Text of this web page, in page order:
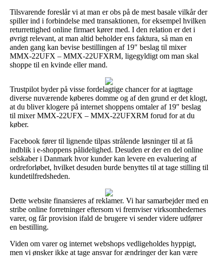
Tilsvarende foreslår vi at man er obs på de mest basale vilkår der
spiller ind i forbindelse med transaktionen, for eksempel hvilken
returrettighed online firmaet kører med. I den relation er det i
øvrigt relevant, at man altid beholder ens faktura, så man en
anden gang kan bevise bestillingen af 19″ beslag til mixer
MMX-22UFX – MMX-22UFXRM, ligegyldigt om man skal
shoppe til en kvinde eller mand.
Trustpilot byder på visse fordelagtige chancer for at iagttage
diverse nuværende køberes domme og af den grund er det klogt,
at du bliver klogere på internet shoppens omtaler af 19″ beslag
til mixer MMX-22UFX – MMX-22UFXRM forud for at du
køber.
Facebook fører til lignende tilpas strålende løsninger til at få
indblik i e-shoppens pålidelighed. Desuden er der en del online
selskaber i Danmark hvor kunder kan levere en evaluering af
ordreforløbet, hvilket desuden burde benyttes til at tage stilling til
kundetilfredsheden.
Dette website finansieres af reklamer. Vi har samarbejder med en
stribe online forretninger eftersom vi fremviser virksomhedernes
varer, og får provision ifald de brugere vi sender videre udfører
en bestilling.
Viden om varer og internet webshops vedligeholdes hyppigt,
men vi ønsker ikke at tage ansvar for ændringer der kan være